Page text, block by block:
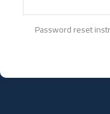
Password reset